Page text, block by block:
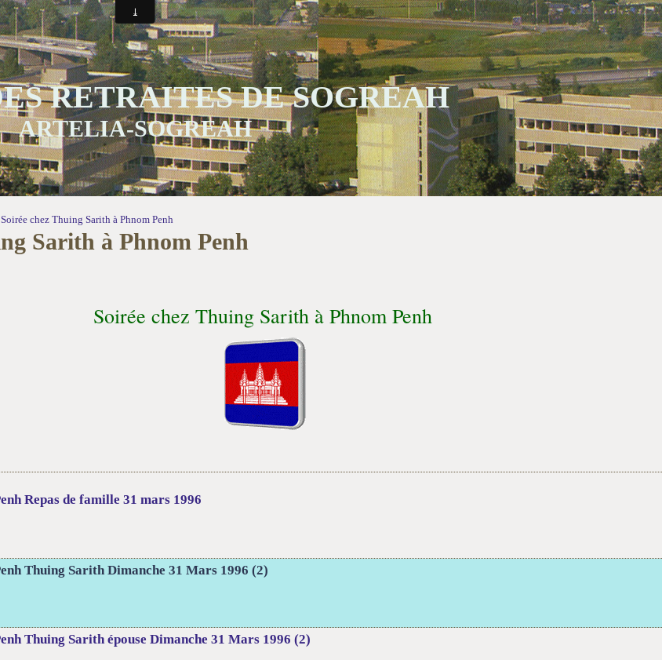
RETRAITES DE SOGREAH
ARTELIA-SOGREAH
Soirée chez Thuing Sarith à Phnom Penh
Sarith à Phnom Penh
Soirée chez Thuing Sarith à Phnom Penh
Repas de famille 31 mars 1996
Thuing Sarith Dimanche 31 Mars 1996 (2)
Thuing Sarith épouse Dimanche 31 Mars 1996 (2)